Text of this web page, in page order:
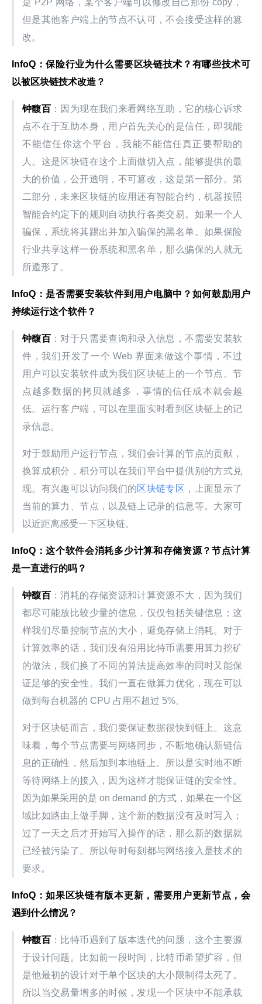
是 P2P 网络，某个客户端可以修改自己那份 copy，
但是其他客户端上的节点不认可，不会接受这样的篡
改。
InfoQ：保险行业为什么需要区块链技术？有哪些技术可
以被区块链技术改造？
钟馥百 ：因为现在我们来看网络互助，它的核心诉求
点不在于互助本身，用户首先关心的是信任，即我能
不能信任你这个平台，我能不能信任真正要帮助的
人。这是区块链在这个上面做切入点，能够提供的最
大的价值，公开透明，不可篡改，这是第一部分。第
二部分，未来区块链的应用还有智能合约，机器按照
智能合约定下的规则自动执行各类交易。如果一个人
骗保，系统将其踢出并加入骗保的黑名单。如果保险
行业共享这样一份系统和黑名单，那么骗保的人就无
所遁形了。
InfoQ：是否需要安装软件到用户电脑中？如何鼓励用户
持续运行这个软件？
钟馥百 ：对于只需要查询和录入信息，不需要安装软
件，我们开发了一个 Web 界面来做这个事情，不过
用户可以安装软件成为我们区块链上的一个节点。节
点越多数据的拷贝就越多，事情的信任成本就会越
低。运行客户端，可以在里面实时看到区块链上的记
录信息。
对于鼓励用户运行节点，我们会计算的节点的贡献，
换算成积分，积分可以在我们平台中提供别的方式兑
现。有兴趣可以访问我们的区块链专区 ，上面显示了
当前的算力、节点，以及链上记录的信息等。大家可
以近距离感受一下区块链。
InfoQ：这个软件会消耗多少计算和存储资源？节点计算
是一直进行的吗？
钟馥百 ：消耗的存储资源和计算资源不大，因为我们
都尽可能放比较少量的信息，仅仅包括关键信息；这
样我们尽量控制节点的大小，避免存储上消耗。对于
计算效率的话，我们没有沿用比特币需要用算力挖矿
的做法，我们换了不同的算法提高效率的同时又能保
证足够的安全性。我们一直在做算力优化，现在可以
做到每台机器的 CPU 占用不超过 5%。
对于区块链而言，我们要保证数据很快到链上。这意
味着，每个节点需要与网络同步，不断地确认新链信
息的正确性，然后加到本地链上。所以是实时地不断
等待网络上的接入，因为这样才能保证链的安全性。
因为如果采用的是 on demand 的方式，如果在一个区
域比如路由上做手脚，这个新的数据没有及时写入；
过了一天之后才开始写入操作的话，那么新的数据就
已经被污染了。所以每时每刻都与网络接入是技术的
要求。
InfoQ：如果区块链有版本更新，需要用户更新节点，会
遇到什么情况？
钟馥百 ：比特币遇到了版本迭代的问题，这个主要源
于设计问题。比如前一段时间，比特币希望扩容，但
是他最初的设计对于单个区块的大小限制得太死了。
所以当交易量增多的时候，发现一个区块中不能承载